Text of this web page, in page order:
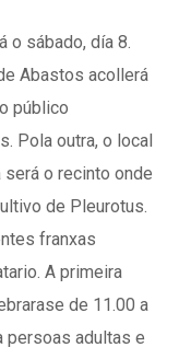
o sábado, día 8.
Abastos acollerá
público
Pola outra, o local
o recinto onde
de Pleurotus.
franxas
A primeira
de 11.00 a
persoas adultas e